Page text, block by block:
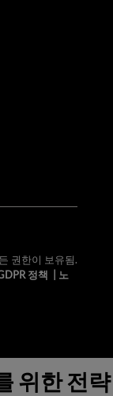
권한이 보유됨.
정책
노
위한 전략